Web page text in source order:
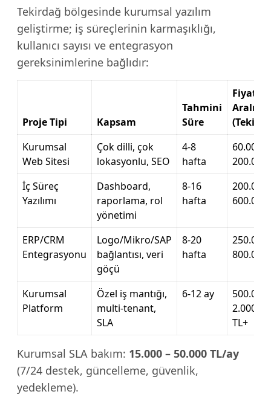
Tekirdağ bölgesinde kurumsal yazılım
geliştirme; iş süreçlerinin karmaşıklığı,
kullanıcı sayısı ve entegrasyon
gereksinimlerine bağlıdır:
Proje Tipi Kapsam
Tahmini
Süre
Fiyat
Aralığı
Kurumsal
Web Sitesi
Çok dilli, çok
lokasyonlu, SEO
4-8
hafta
60.000 –
200.000
İç Süreç
Yazılımı
Dashboard,
raporlama, rol
yönetimi
8-16
hafta
200.000
600.000
ERP/CRM
Entegrasyonu
Logo/Mikro/SAP
bağlantısı, veri
göçü
8-20
hafta
250.000
800.000
Kurumsal
Platform
Özel iş mantığı,
multi-tenant,
SLA
6-12 ay
500.000
TL+
Kurumsal SLA bakım: 15.000 – 50.000 TL/ay
(7/24 destek, güncelleme, güvenlik,
yedekleme).